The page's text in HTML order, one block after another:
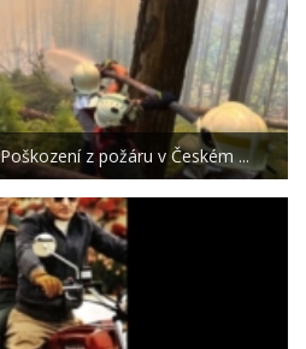
z požáru v Českém ...